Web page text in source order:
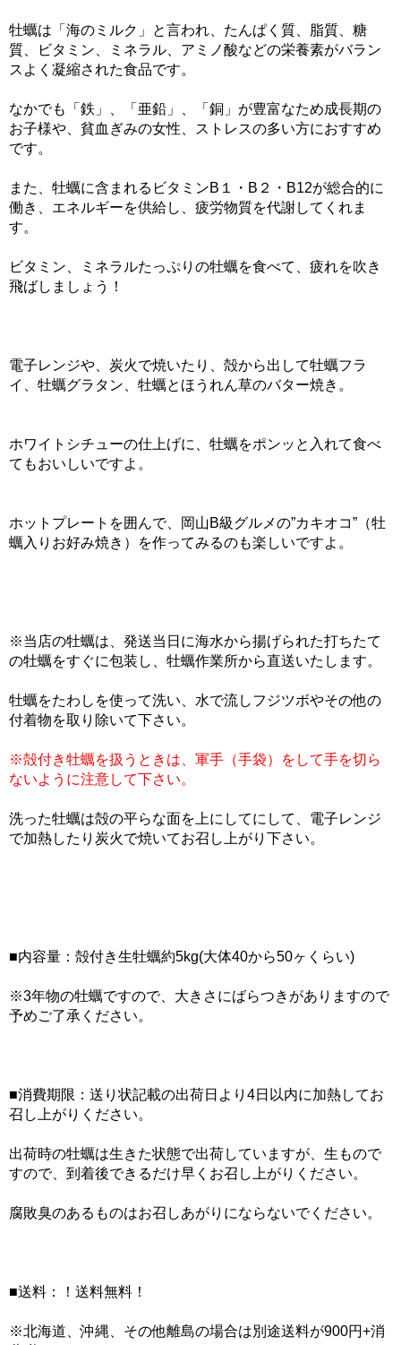
牡蠣は「海のミルク」と言われ、たんぱく質、脂質、糖
質、ビタミン、ミネラル、アミノ酸などの栄養素がバラン
スよく凝縮された食品です。
なかでも「鉄」、「亜鉛」、「銅」が豊富なため成長期の
お子様や、貧血ぎみの女性、ストレスの多い方におすすめ
です。
また、牡蠣に含まれるビタミンB１・B２・B12が総合的に
働き、エネルギーを供給し、疲労物質を代謝してくれま
す。
ビタミン、ミネラルたっぷりの牡蠣を食べて、疲れを吹き
飛ばしましょう！
電子レンジや、炭火で焼いたり、殻から出して牡蠣フラ
イ、牡蠣グラタン、牡蠣とほうれん草のバター焼き。
ホワイトシチューの仕上げに、牡蠣をポンッと入れて食べ
てもおいしいですよ。
ホットプレートを囲んで、岡山B級グルメの”カキオコ”（牡
蠣入りお好み焼き）を作ってみるのも楽しいですよ。
※当店の牡蠣は、発送当日に海水から揚げられた打ちたて
の牡蠣をすぐに包装し、牡蠣作業所から直送いたします。
牡蠣をたわしを使って洗い、水で流しフジツボやその他の
付着物を取り除いて下さい。
※殻付き牡蠣を扱うときは、軍手（手袋）をして手を切ら
ないように注意して下さい。
洗った牡蠣は殻の平らな面を上にしてにして、電子レンジ
で加熱したり炭火で焼いてお召し上がり下さい。
■内容量：殻付き生牡蠣約5kg(大体40から50ヶくらい)
※3年物の牡蠣ですので、大きさにばらつきがありますので
予めご了承ください。
■消費期限：送り状記載の出荷日より4日以内に加熱してお
召し上がりください。
出荷時の牡蠣は生きた状態で出荷していますが、生もので
すので、到着後できるだけ早くお召し上がりください。
腐敗臭のあるものはお召しあがりにならないでください。
■送料：！送料無料！
※北海道、沖縄、その他離島の場合は別途送料が900円+消